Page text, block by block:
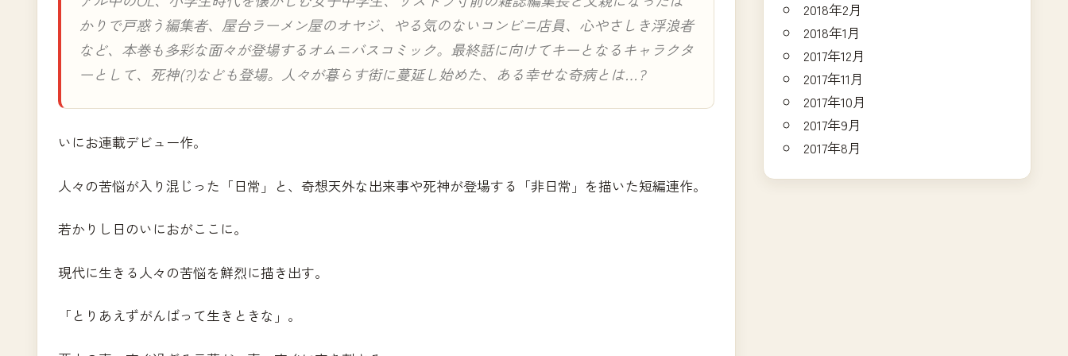
かりで戸惑う編集者、屋台ラーメン屋のオヤジ、やる気のないコンビニ店員、心やさしき浮浪者
など、本巻も多彩な面々が登場するオムニバスコミック。最終話に向けてキーとなるキャラクタ
ーとして、死神(?)なども登場。人々が暮らす街に蔓延し始めた、ある幸せな奇病とは…?
いにお連載デビュー作。
人々の苦悩が入り混じった「日常」と、奇想天外な出来事や死神が登場する「非日常」を描いた短編連作。
若かりし日のいにおがここに。
現代に生きる人々の苦悩を鮮烈に描き出す。
「とりあえずがんばって生きときな」。
2018年2月
2018年1月
2017年12月
2017年11月
2017年10月
2017年9月
2017年8月